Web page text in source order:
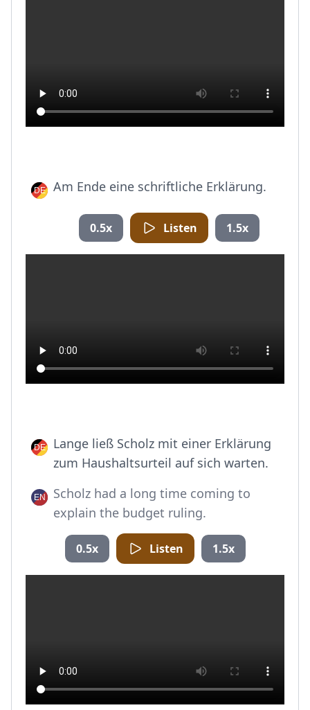
Am Ende eine schriftliche Erklärung.
0.5x Listen 1.5x
Lange ließ Scholz mit einer Erklärung
zum Haushaltsurteil auf sich warten.
Scholz had a long time coming to
explain the budget ruling.
0.5x Listen 1.5x